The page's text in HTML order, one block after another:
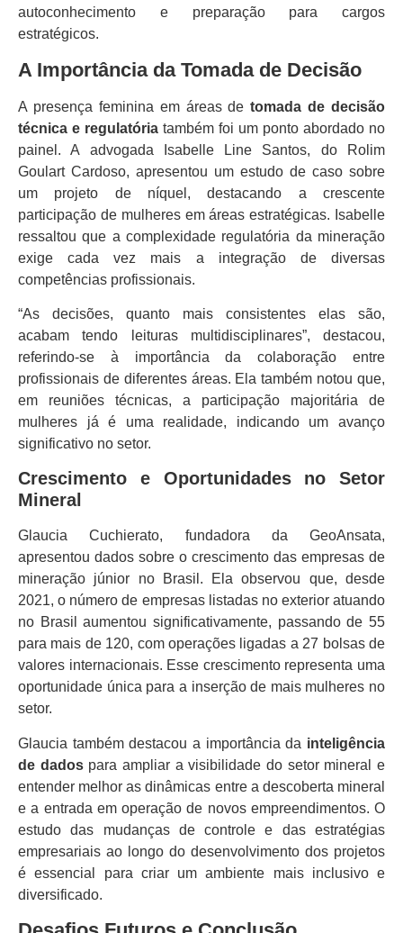
autoconhecimento e preparação para cargos
estratégicos.
A Importância da Tomada de Decisão
A presença feminina em áreas detomada de decisão
técnica e regulatória também foi um ponto abordado no
painel. A advogada Isabelle Line Santos, do Rolim
Goulart Cardoso, apresentou um estudo de caso sobre
um projeto de níquel, destacando a crescente
participação de mulheres em áreas estratégicas. Isabelle
ressaltou que a complexidade regulatória da mineração
exige cada vez mais a integração de diversas
competências profissionais.
“As decisões, quanto mais consistentes elas são,
acabam tendo leituras multidisciplinares”, destacou,
referindo-se à importância da colaboração entre
profissionais de diferentes áreas. Ela também notou que,
em reuniões técnicas, a participação majoritária de
mulheres já é uma realidade, indicando um avanço
significativo no setor.
Crescimento e Oportunidades no Setor
Mineral
Glaucia Cuchierato, fundadora da GeoAnsata,
apresentou dados sobre o crescimento das empresas de
mineração júnior no Brasil. Ela observou que, desde
2021, o número de empresas listadas no exterior atuando
no Brasil aumentou significativamente, passando de 55
para mais de 120, com operações ligadas a 27 bolsas de
valores internacionais. Esse crescimento representa uma
oportunidade única para a inserção de mais mulheres no
setor.
Glaucia também destacou a importância da inteligência
de dadospara ampliar a visibilidade do setor mineral e
entender melhor as dinâmicas entre a descoberta mineral
e a entrada em operação de novos empreendimentos. O
estudo das mudanças de controle e das estratégias
empresariais ao longo do desenvolvimento dos projetos
é essencial para criar um ambiente mais inclusivo e
diversificado.